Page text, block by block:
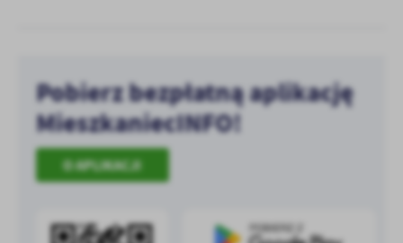
Pobierz bezpłatną aplikację
MieszkaniecINFO!
O APLIKACJI